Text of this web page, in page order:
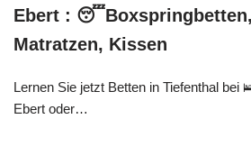
Ebert :
Matratzen, Kissen
Lernen Sie jetzt Betten in Tiefenthal bei
Ebert oder…